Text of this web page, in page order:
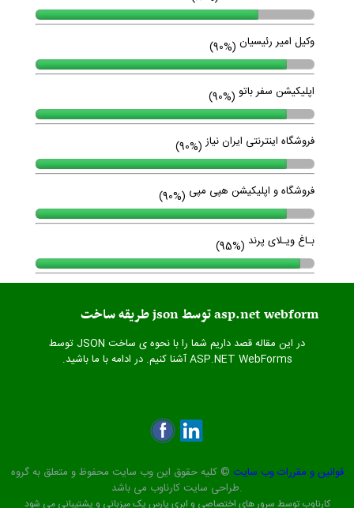
وکیل امیر رئیسیان (90%)
اپلیکیشن سفر باتو (90%)
فروشگاه اینترنتی ایران نیاز (90%)
فروشگاه و اپلیکیشن هپی مپی (90%)
بـاغ ویـلای پرند (95%)
طریقه ساخت json توسط asp.net webform
در این مقاله قصد داریم شما را با نحوه ی ساخت JSON توسط
ASP.NET WebForms آشنا کنیم. در ادامه با ما باشید.
قوانین و مقررات وب سایت © کلیه حقوق این وب سایت محفوظ و متعلق به گروه
طراحی سایت کارناوب می باشد.
کارناوب توسط سرور های اختصاصی و ابری پارس پک میزبانی و پشتیبانی می شود